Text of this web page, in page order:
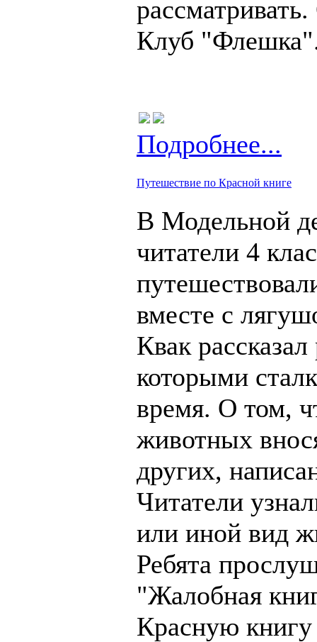
Клуб
Подробнее...
Путешествие по Красной книге
В Модельной
читатели 4
вместе с
Квак
которыми
время. О том,
животных
других,
Читатели
или иной вид
Ребята
"Жалобная
Красную книгу